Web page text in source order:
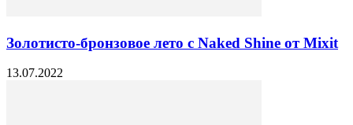
Золотисто-бронзовое лето с Naked Shine от Mixit
13.07.2022